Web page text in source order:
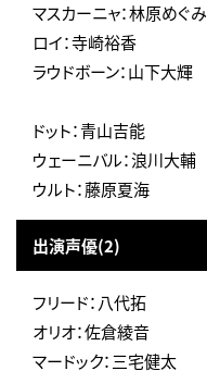
マスカーニャ：林原めぐみ
ロイ：寺崎裕香
ラウドボーン：山下大輝
ドット：青山吉能
ウェーニバル：浪川大輔
ウルト：藤原夏海
出演声優(2)
フリード：八代拓
オリオ：佐倉綾音
マードック：三宅健太